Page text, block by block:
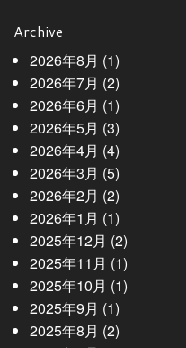
Archive
2026年8月 (1)
2026年7月 (2)
2026年6月 (1)
2026年5月 (3)
2026年4月 (4)
2026年3月 (5)
2026年2月 (2)
2026年1月 (1)
2025年12月 (2)
2025年11月 (1)
2025年10月 (1)
2025年9月 (1)
2025年8月 (2)